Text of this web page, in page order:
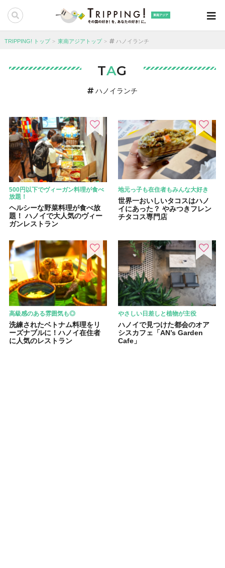
東南アジア
TRIPPING! トップ 東南アジアトップ ハノイランチ
TAG
ハノイランチ
500円以下でヴィーガン料理が食べ
放題！
ヘルシーな野菜料理が食べ放
題！ ハノイで大人気のヴィー
ガンレストラン
地元っ子も在住者もみんな大好き
世界一おいしいタコスはハノ
イにあった？ やみつきフレン
チタコス専門店
高級感のある雰囲気も◎
洗練されたベトナム料理をリ
ーズナブルに！ハノイ在住者
に人気のレストラン
やさしい日差しと植物が主役
ハノイで見つけた都会のオア
シスカフェ「AN’s Garden
Cafe」